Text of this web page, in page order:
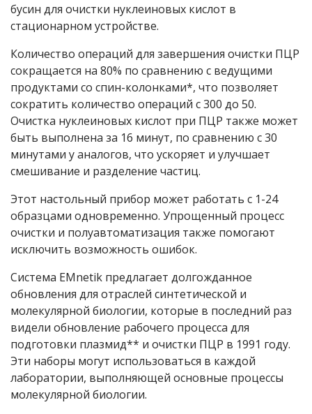
бусин для очистки нуклеиновых кислот в
стационарном устройстве.
Количество операций для завершения очистки ПЦР
сокращается на 80% по сравнению с ведущими
продуктами со спин-колонками*, что позволяет
сократить количество операций с 300 до 50.
Очистка нуклеиновых кислот при ПЦР также может
быть выполнена за 16 минут, по сравнению с 30
минутами у аналогов, что ускоряет и улучшает
смешивание и разделение частиц.
Этот настольный прибор может работать с 1-24
образцами одновременно. Упрощенный процесс
очистки и полуавтоматизация также помогают
исключить возможность ошибок.
Система EMnetik предлагает долгожданное
обновления для отраслей синтетической и
молекулярной биологии, которые в последний раз
видели обновление рабочего процесса для
подготовки плазмид** и очистки ПЦР в 1991 году.
Эти наборы могут использоваться в каждой
лаборатории, выполняющей основные процессы
молекулярной биологии.